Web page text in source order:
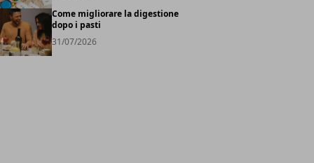
Come migliorare la digestione
dopo i pasti
31/07/2026